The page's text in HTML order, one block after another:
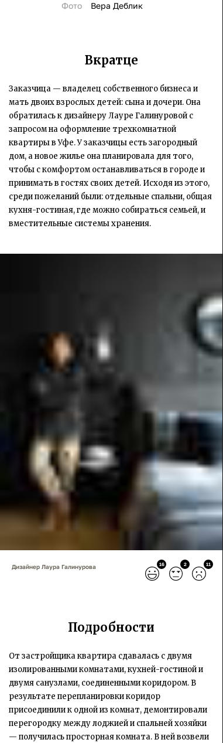
Фото
Вера Деблик
Вкратце
Заказчица — владелец собственного бизнеса и
мать двоих взрослых детей: сына и дочери. Она
обратилась к дизайнеру Лауре Галинуровой с
запросом на оформление трехкомнатной
квартиры в Уфе. У заказчицы есть загородный
дом, а новое жилье она планировала для того,
чтобы с комфортом останавливаться в городе и
принимать в гостях своих детей. Исходя из этого,
среди пожеланий были: отдельные спальни, общая
кухня-гостиная, где можно собираться семьей, и
вместительные системы хранения.
16 2 11
Дизайнер Лаура Галинурова
Подробности
От застройщика квартира сдавалась с двумя
изолированными комнатами, кухней-гостиной и
двумя санузлами, соединенными коридором. В
результате перепланировки коридор
присоединили к одной из комнат, демонтировали
перегородку между лоджией и спальней хозяйки
— получилась просторная комната. В ней возвели